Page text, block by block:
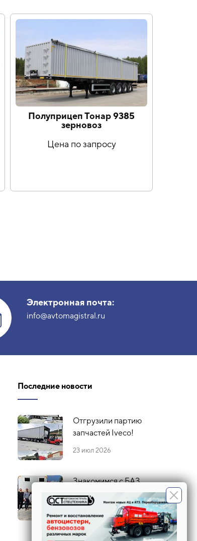
Полуприцеп Тонар 9385
зерновоз
Цена по запросу
Электронная почта:
info@avtomagistral.ru
Последние новости
Отгрузили партию
запчастей Iveco!
23 июл 2026
Знакомимся с БАЗ
16 июл 2026